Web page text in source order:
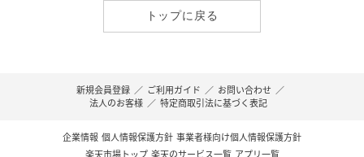
トップに戻る
新規会員登録 ／ ご利用ガイド ／ お問い合わせ ／
法人のお客様 ／ 特定商取引法に基づく表記
企業情報 個人情報保護方針 事業者様向け個人情報保護方針
楽天市場トップ 楽天のサービス一覧 アプリ一覧